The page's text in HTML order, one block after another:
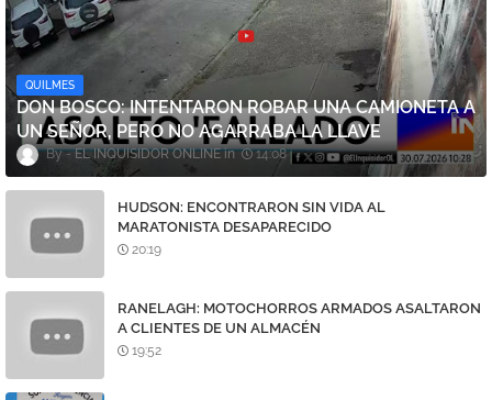
QUILMES
DON BOSCO: INTENTARON ROBAR UNA CAMIONETA A
UN SEÑOR, PERO NO AGARRABA LA LLAVE
EL INQUISIDOR ONLINE 14:08
HUDSON: ENCONTRARON SIN VIDA AL
MARATONISTA DESAPARECIDO
20:19
RANELAGH: MOTOCHORROS ARMADOS ASALTARON
A CLIENTES DE UN ALMACÉN
19:52